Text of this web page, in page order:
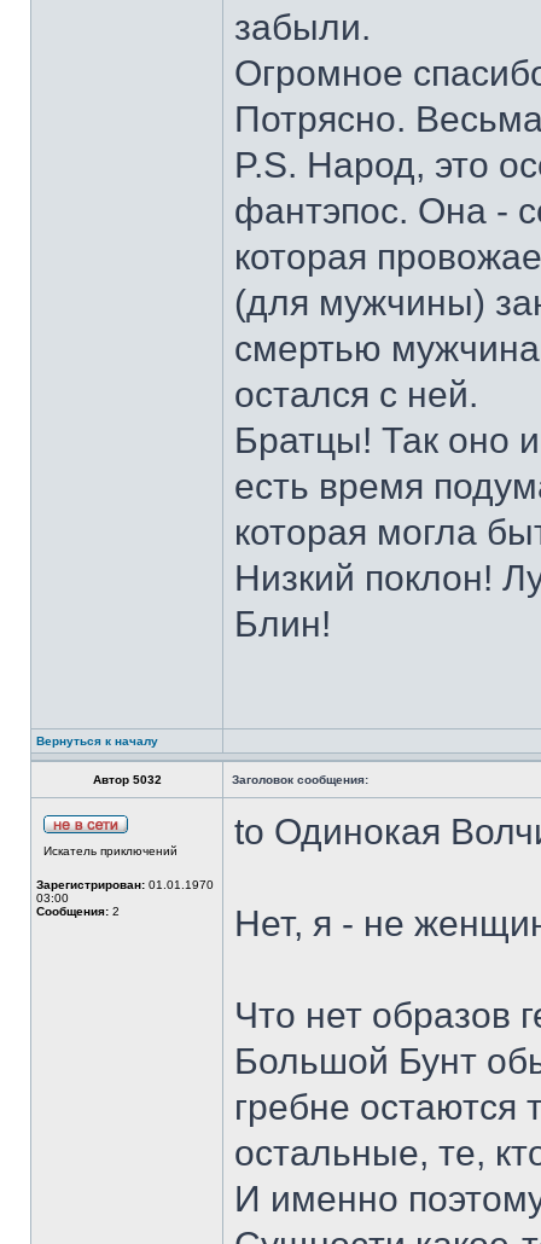
забыли.
Огромное
Потрясно.
P.S. Народ, это
фантэпос. Она -
которая
(для мужчины)
смертью
остался с ней.
Братцы! Так оно
есть время
которая могла
Низкий поклон!
Блин!
Вернуться к началу
Автор 5032 Заголовок сообщения:
Искатель приключений
Зарегистрирован: 01.01.1970
03:00
Сообщения: 2
to Одинокая
Нет, я - не
Что нет образов
Большой Бунт
гребне остаются
остальные, те,
И именно